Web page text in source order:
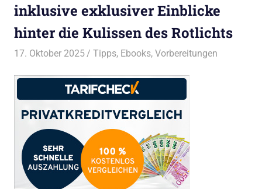
inklusive exklusiver Einblicke
hinter die Kulissen des Rotlichts
17. Oktober 2025 Bruno Müller
Tipps, Ebooks,Vorbereitungen